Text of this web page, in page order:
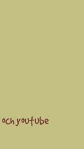
ochyoutube